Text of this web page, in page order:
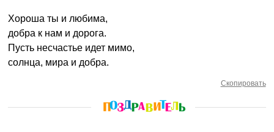
Хороша ты и любима,
добра к нам и дорога.
Пусть несчастье идет мимо,
солнца, мира и добра.
Скопировать